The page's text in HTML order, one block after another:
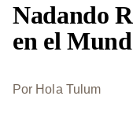
Nadando
en el
Por Hola Tulum